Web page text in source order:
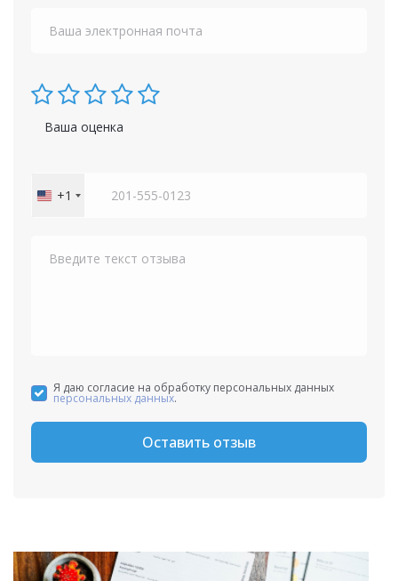
Ваша оценка
United
+1
Я даю согласие на обработку персональных данных
персональных данных.
Оставить отзыв